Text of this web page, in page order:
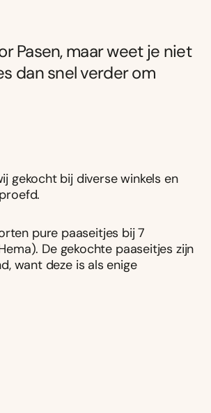
Pasen, maar weet je niet
dan snel verder om
gekocht bij diverse winkels en
pure paaseitjes bij 7
De gekochte paaseitjes zijn
want deze is als enige